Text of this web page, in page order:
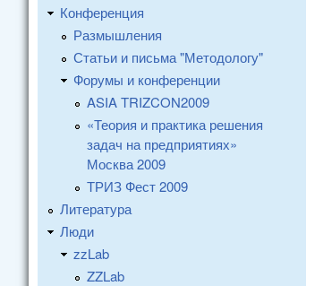
Конференция
Размышления
Статьи и письма "Методологу"
Форумы и конференции
ASIA TRIZCON2009
«Теория и практика решения
задач на предприятиях»
Москва 2009
ТРИЗ Фест 2009
Литература
Люди
zzLab
ZZLab